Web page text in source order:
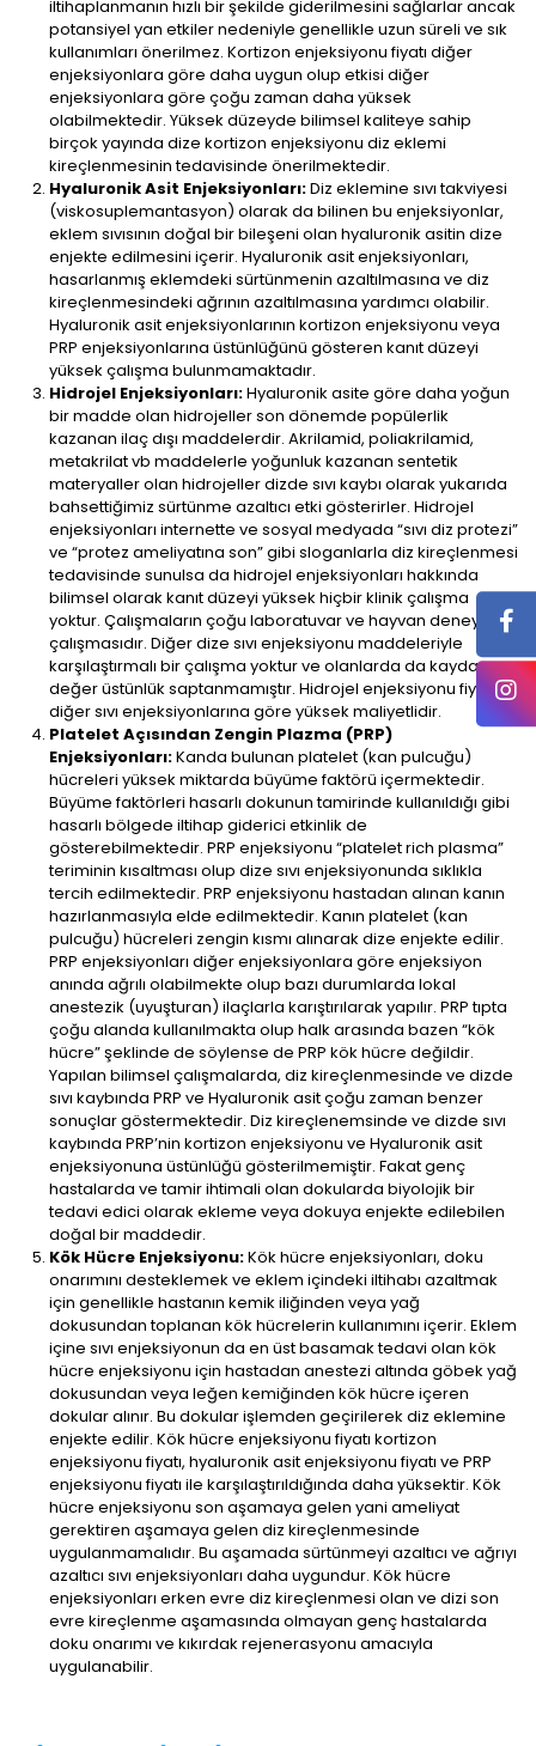
iltihaplanmanın hızlı bir şekilde giderilmesini sağlarlar ancak
potansiyel yan etkiler nedeniyle genellikle uzun süreli ve sık
kullanımları önerilmez. Kortizon enjeksiyonu fiyatı diğer
enjeksiyonlara göre daha uygun olup etkisi diğer
enjeksiyonlara göre çoğu zaman daha yüksek
olabilmektedir. Yüksek düzeyde bilimsel kaliteye sahip
birçok yayında dize kortizon enjeksiyonu diz eklemi
kireçlenmesinin tedavisinde önerilmektedir.
Hyaluronik Asit Enjeksiyonları:Diz eklemine sıvı takviyesi
(viskosuplemantasyon) olarak da bilinen bu enjeksiyonlar,
eklem sıvısının doğal bir bileşeni olan hyaluronik asitin dize
enjekte edilmesini içerir. Hyaluronik asit enjeksiyonları,
hasarlanmış eklemdeki sürtünmenin azaltılmasına ve diz
kireçlenmesindeki ağrının azaltılmasına yardımcı olabilir.
Hyaluronik asit enjeksiyonlarının kortizon enjeksiyonu veya
PRP enjeksiyonlarına üstünlüğünü gösteren kanıt düzeyi
yüksek çalışma bulunmamaktadır.
Hidrojel Enjeksiyonları:Hyaluronik asite göre daha yoğun
bir madde olan hidrojeller son dönemde popülerlik
kazanan ilaç dışı maddelerdir. Akrilamid, poliakrilamid,
metakrilat vb maddelerle yoğunluk kazanan sentetik
materyaller olan hidrojeller dizde sıvı kaybı olarak yukarıda
bahsettiğimiz sürtünme azaltıcı etki gösterirler. Hidrojel
enjeksiyonları internette ve sosyal medyada “sıvı diz protezi”
ve “protez ameliyatına son” gibi sloganlarla diz kireçlenmesi
tedavisinde sunulsa da hidrojel enjeksiyonları hakkında
bilimsel olarak kanıt düzeyi yüksek hiçbir klinik çalışma
yoktur. Çalışmaların çoğu laboratuvar ve hayvan deneyi
çalışmasıdır. Diğer dize sıvı enjeksiyonu maddeleriyle
karşılaştırmalı bir çalışma yoktur ve olanlarda da kayda
değer üstünlük saptanmamıştır. Hidrojel enjeksiyonu fiyatı
diğer sıvı enjeksiyonlarına göre yüksek maliyetlidir.
Platelet Açısından Zengin Plazma (PRP)
Enjeksiyonları:Kanda bulunan platelet (kan pulcuğu)
hücreleri yüksek miktarda büyüme faktörü içermektedir.
Büyüme faktörleri hasarlı dokunun tamirinde kullanıldığı gibi
hasarlı bölgede iltihap giderici etkinlik de
gösterebilmektedir. PRP enjeksiyonu “platelet rich plasma”
teriminin kısaltması olup dize sıvı enjeksiyonunda sıklıkla
tercih edilmektedir. PRP enjeksiyonu hastadan alınan kanın
hazırlanmasıyla elde edilmektedir. Kanın platelet (kan
pulcuğu) hücreleri zengin kısmı alınarak dize enjekte edilir.
PRP enjeksiyonları diğer enjeksiyonlara göre enjeksiyon
anında ağrılı olabilmekte olup bazı durumlarda lokal
anestezik (uyuşturan) ilaçlarla karıştırılarak yapılır. PRP tıpta
çoğu alanda kullanılmakta olup halk arasında bazen “kök
hücre” şeklinde de söylense de PRP kök hücre değildir.
Yapılan bilimsel çalışmalarda, diz kireçlenmesinde ve dizde
sıvı kaybında PRP ve Hyaluronik asit çoğu zaman benzer
sonuçlar göstermektedir. Diz kireçlenemsinde ve dizde sıvı
kaybında PRP’nin kortizon enjeksiyonu ve Hyaluronik asit
enjeksiyonuna üstünlüğü gösterilmemiştir. Fakat genç
hastalarda ve tamir ihtimali olan dokularda biyolojik bir
tedavi edici olarak ekleme veya dokuya enjekte edilebilen
doğal bir maddedir.
Kök Hücre Enjeksiyonu:Kök hücre enjeksiyonları, doku
onarımını desteklemek ve eklem içindeki iltihabı azaltmak
için genellikle hastanın kemik iliğinden veya yağ
dokusundan toplanan kök hücrelerin kullanımını içerir. Eklem
içine sıvı enjeksiyonun da en üst basamak tedavi olan kök
hücre enjeksiyonu için hastadan anestezi altında göbek yağ
dokusundan veya leğen kemiğinden kök hücre içeren
dokular alınır. Bu dokular işlemden geçirilerek diz eklemine
enjekte edilir. Kök hücre enjeksiyonu fiyatı kortizon
enjeksiyonu fiyatı, hyaluronik asit enjeksiyonu fiyatı ve PRP
enjeksiyonu fiyatı ile karşılaştırıldığında daha yüksektir. Kök
hücre enjeksiyonu son aşamaya gelen yani ameliyat
gerektiren aşamaya gelen diz kireçlenmesinde
uygulanmamalıdır. Bu aşamada sürtünmeyi azaltıcı ve ağrıyı
azaltıcı sıvı enjeksiyonları daha uygundur. Kök hücre
enjeksiyonları erken evre diz kireçlenmesi olan ve dizi son
evre kireçlenme aşamasında olmayan genç hastalarda
doku onarımı ve kıkırdak rejenerasyonu amacıyla
uygulanabilir.